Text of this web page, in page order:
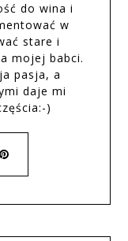
do wina i
w
stare i
mojej babci.
pasja, a
daje mi
)